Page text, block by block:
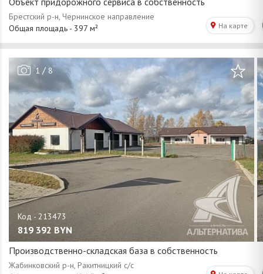
1 / 8
819 392 BYN
Производственно-складская база в собственность